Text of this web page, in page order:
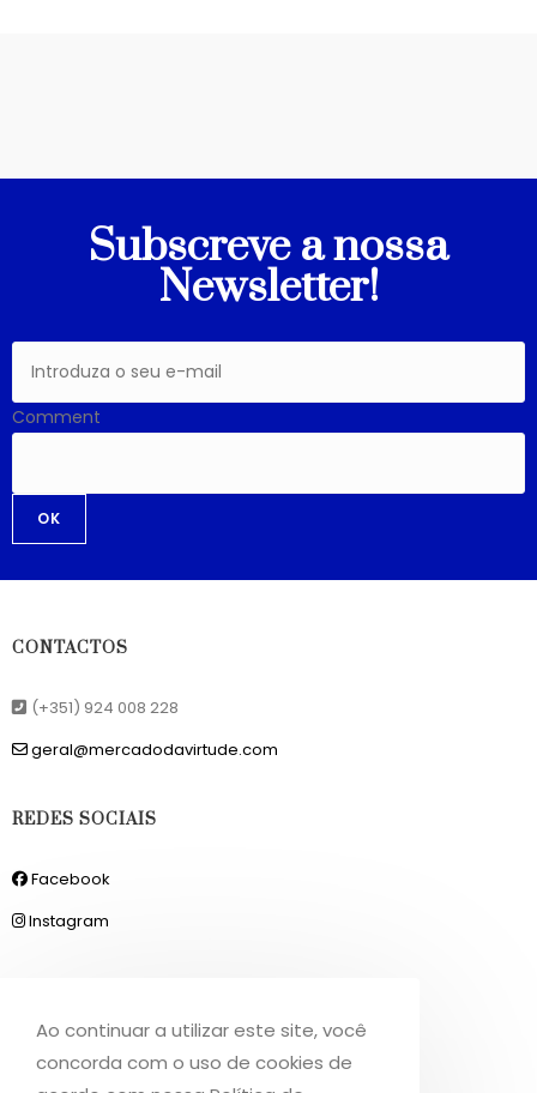
Subscreve a nossa
Newsletter!
Comment
OK
CONTACTOS
(+351) 924 008 228
geral@mercadodavirtude.com
REDES SOCIAIS
Facebook
Instagram
Ao continuar a utilizar este site, você
concorda com o uso de cookies de